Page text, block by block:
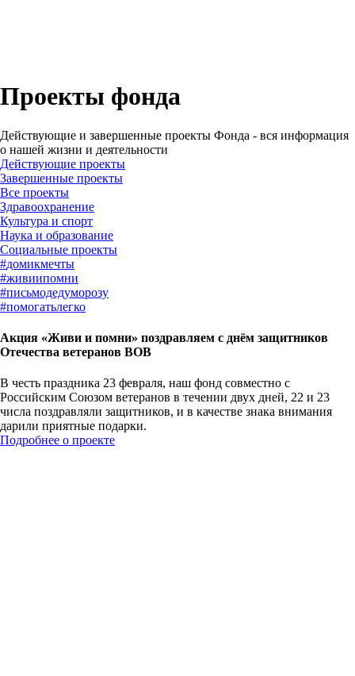
Проекты фонда
Действующие и завершенные проекты Фонда - вся информация
о нашей жизни и деятельности
Действующие проекты
Завершенные проекты
Все проекты
Здравоохранение
Культура и спорт
Наука и образование
Социальные проекты
#домикмечты
#живиипомни
#письмодедуморозу
#помогатьлегко
Акция «Живи и помни» поздравляем с днём защитников
Отечества ветеранов ВОВ
В честь праздника 23 февраля, наш фонд совместно с
Российским Союзом ветеранов в течении двух дней, 22 и 23
числа поздравляли защитников, и в качестве знака внимания
дарили приятные подарки.
Подробнее о проекте